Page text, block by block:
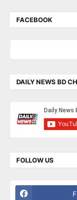
FACEBOOK
DAILY NEWS BD
FOLLOW US